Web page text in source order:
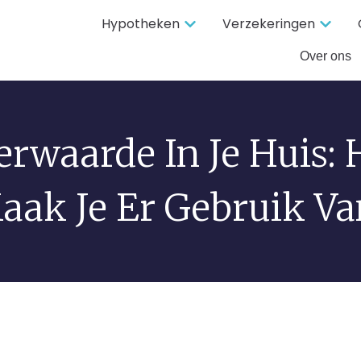
Hypotheken Verzekeringen
Over ons
In Je Huis:
Je Er Gebruik